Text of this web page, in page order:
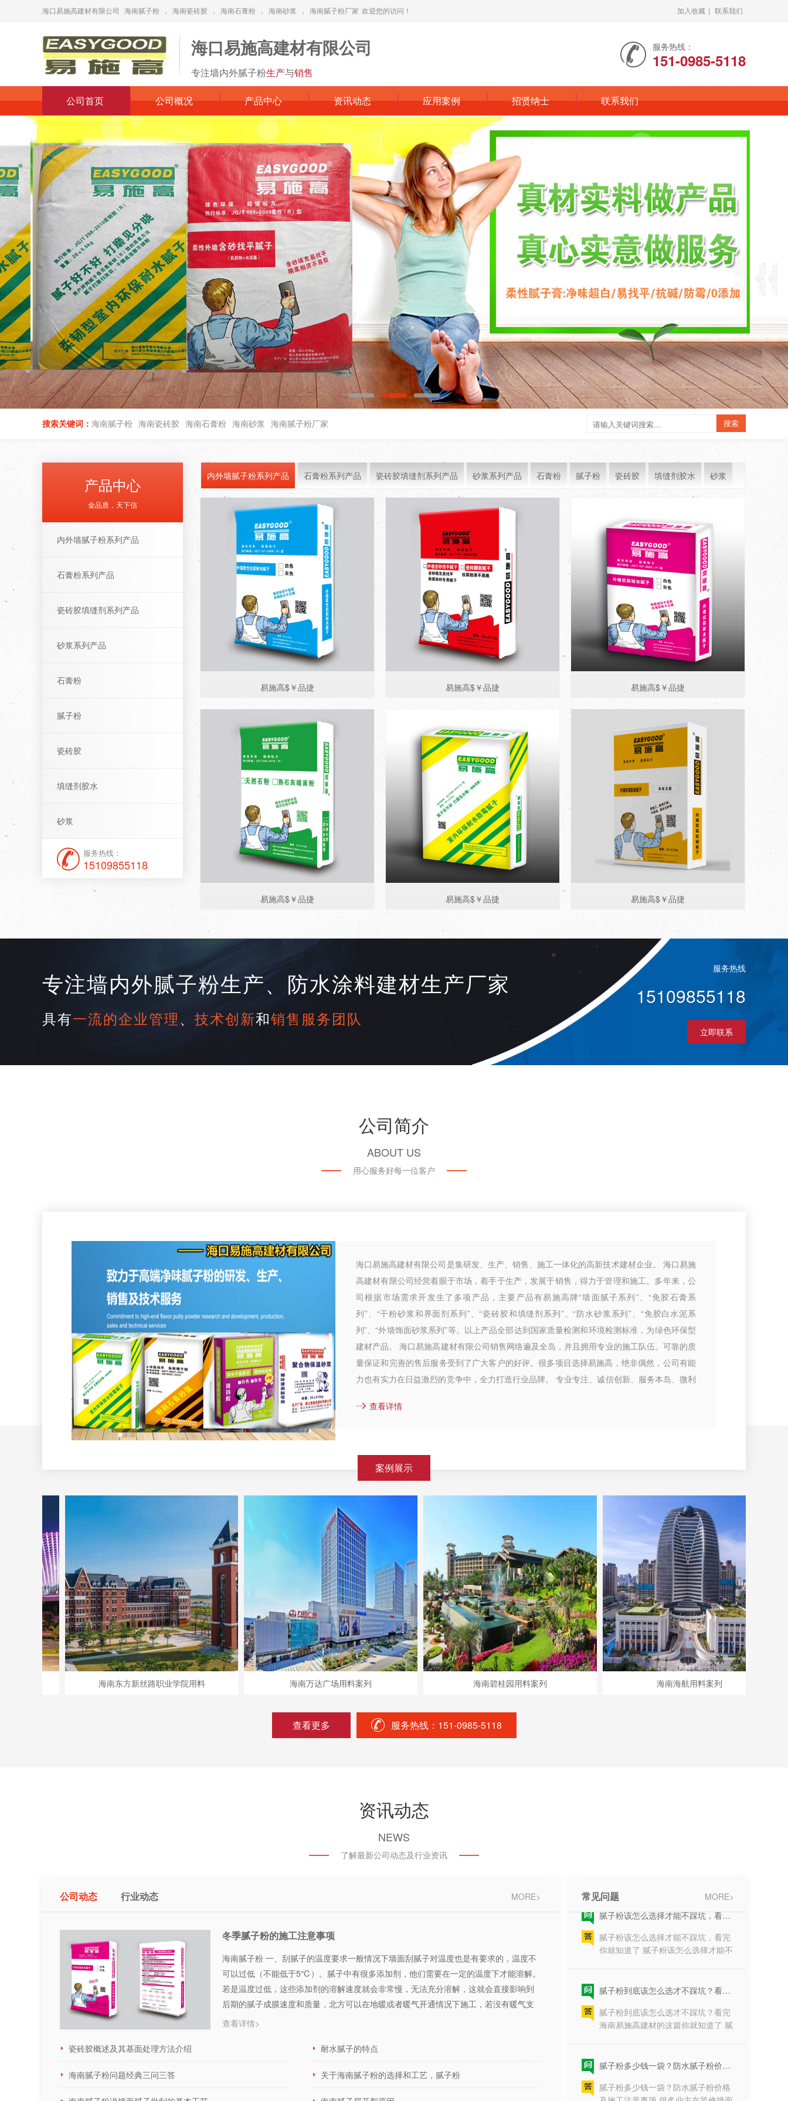
海口易施高建材有限公司 海南腻子粉 ， 海南瓷砖胶 ， 海南石膏粉 ， 海南砂浆 ， 海南腻子粉厂家 欢迎您的访问！ 加入收藏 | 联系我们
海口易施高建材有限公司
专注墙内外腻子粉生产与销售
服务热线：
151-0985-5118
公司首页 公司概况 产品中心 资讯动态 应用案例 招贤纳士 联系我们
搜索关键词： 海南腻子粉 海南瓷砖胶 海南石膏粉 海南砂浆 海南腻子粉厂家
产品中心
金品质，天下信
内外墙腻子粉系列产品
石膏粉系列产品
瓷砖胶填缝剂系列产品
砂浆系列产品
石膏粉
腻子粉
瓷砖胶
填缝剂胶水
砂浆
服务热线：
15109855118
内外墙腻子粉系列产品 石膏粉系列产品 瓷砖胶填缝剂系列产品 砂浆系列产品 石膏粉 腻子粉 瓷砖胶 填缝剂胶水 砂浆
易施高$￥品捷 易施高$￥品捷 易施高$￥品捷
易施高$￥品捷 易施高$￥品捷 易施高$￥品捷
专注墙内外腻子粉生产、防水涂料建材生产厂家
具有一流的企业管理、 技术创新和销售服务团队
服务热线
15109855118
立即联系
公司简介
ABOUT US
用心服务好每一位客户
海口易施高建材有限公司是集研发、生产、销售、施工一体化的高新技术建材企业。 海口易施
高建材有限公司经营着眼于市场，着手于生产，发展于销售，得力于管理和施工。多年来，公
司根据市场需求开发生了多项产品，主要产品有易施高牌“墙面腻子系列”、“免胶石膏系
列”、“干粉砂浆和界面剂系列”、“瓷砖胶和填缝剂系列”、“防水砂浆系列”、“免胶白水泥系
列”、“外墙饰面砂浆系列”等。以上产品全部达到国家质量检测和环境检测标准，为绿色环保型
建材产品。 海口易施高建材有限公司销售网络遍及全岛，并且拥用专业的施工队伍。可靠的质
量保证和完善的售后服务受到了广大客户的好评。很多项目选择易施高，绝非偶然，公司有能
力也有实力在日益激烈的竞争中，全力打造行业品牌。 专业专注、诚信创新、服务本岛、微利
查看详情
案例展示
海南东方新丝路职业学院用料 海南万达广场用料案列 海南碧桂园用料案列 海南海航用料案列
查看更多 服务热线：151-0985-5118
资讯动态
NEWS
了解最新公司动态及行业资讯
公司动态 MORE>
行业动态
冬季腻子粉的施工注意事项
海南腻子粉 一、刮腻子的温度要求一般情况下墙面刮腻子对温度也是有要求的，温度不
可以过低（不能低于5℃）。腻子中有很多添加剂，他们需要在一定的温度下才能溶解。
若是温度过低，这些添加剂的溶解速度就会非常慢，无法充分溶解，这就会直接影响到
后期的腻子成膜速度和质量，北方可以在地暖或者暖气开通情况下施工，若没有暖气支
···
查看详情>
瓷砖胶概述及其基面处理方法介绍 耐水腻子的特点
海南腻子粉问题经典三问三答 关于海南腻子粉的选择和工艺，腻子粉
常见问题 MORE>
要抵抗风吹日晒所以粘性大、强度
高，但是环保指数就稍低。反之内墙
腻子就比较健康环保，所以内墙不外
用，外墙不内用。3、性能不同。内
墙腻子比较细腻，所以主要一遇到水
腻子粉该怎么选择才能不踩坑，看完你就知道了
腻子粉该怎么选择才能不踩坑，看完
你就知道了 腻子粉该怎么选择才能不
踩坑，装修进行到墙面阶段，腻子粉
作为墙面的“基底”，直接决定了乳胶
漆的最终表现、墙面的耐久度，甚至
关乎居住环境的健康。面对市场上品
牌繁多、名称各异的腻子粉产品，许
多业主感到无从下手。是选最贵的，
腻子粉到底该怎么选才不踩坑？看完
海南易施高建材的这篇你就知道了 腻
子粉到底该怎么选才不踩坑？装修界
面，七分底”。很多业主在装修时，不
惜重金购买昂贵的乳胶漆，却往往忽
略了最基础的底层材料——腻子粉。
一旦腻子粉质量不过关，再好的面漆
也会出现起皮、开裂、发霉、脱落
腻子粉多少钱一袋？防水腻子粉价格
及施工注意事项 很多业主在装修墙面
时都会关心，腻子粉多少钱一袋，尤